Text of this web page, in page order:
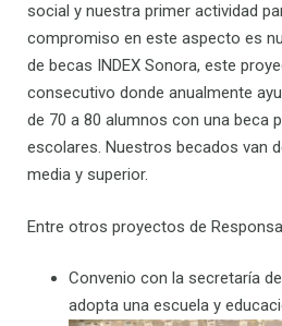
social y nuestra primer actividad
compromiso en este aspecto es
de becas INDEX Sonora, este
consecutivo donde anualmente
de 70 a 80 alumnos con una beca
escolares. Nuestros becados van
media y superior.
Entre otros proyectos de
Convenio con la secretaría
adopta una escuela y